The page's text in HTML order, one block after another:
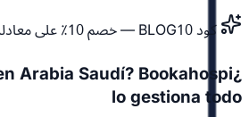
كود BLOG10 — خصم 10٪ على معادلة شهادتك
Arabia Saudí? Bookahospi
lo gestiona todo